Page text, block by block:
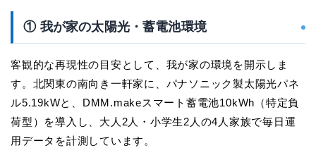
① 我が家の太陽光・蓄電池環境
客観的な再現性の目安として、我が家の環境を開示しま
す。北関東の南向き一軒家に、パナソニック製太陽光パネ
ル5.19kWと、DMM.makeスマート蓄電池10kWh（特定負
荷型）を導入し、大人2人・小学生2人の4人家族で毎日運
用データを計測しています。